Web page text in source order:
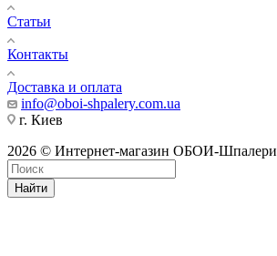
Статьи
Контакты
Доставка и оплата
info@oboi-shpalery.com.ua
г. Киев
2026 © Интернет-магазин ОБОИ-Шпалери
Найти